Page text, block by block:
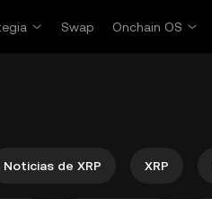
Swap Onchain OS
Noticias de XRP XRP